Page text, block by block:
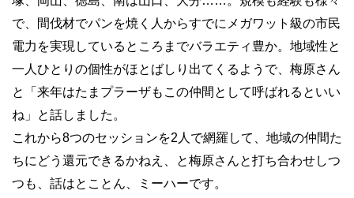
で、間伐材でパンを焼く人からすでにメガワット級の市民
電力を実現しているところまでバラエティ豊か。地域性と
一人ひとりの個性がほとばしり出てくるようで、梅原さん
と「来年はたまプラーザもこの仲間として呼ばれるといい
ね」と話しました。
これから8つのセッションを2人で網羅して、地域の仲間た
ちにどう還元できるかねえ、と梅原さんと打ち合わせしつ
つも、話はとことん、ミーハーです。